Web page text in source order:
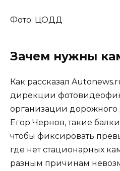
Фото: ЦОДД
Зачем нужны
Как рассказал
дирекции
организации
Егор Чернов, такие
чтобы фиксировать
где нет стационарных
разным причинам